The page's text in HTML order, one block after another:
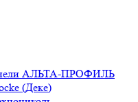
АЛЬТА-ПРОФИЛЬ
(Деке)